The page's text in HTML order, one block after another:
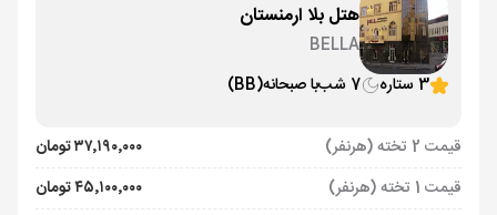
هتل بلا ارمنستان
BELLA
3 ستاره
7 شب با صبحانه(BB)
قیمت 2 تخته (هرنفر)
۳۷٬۱۹۰٬۰۰۰ تومان
قیمت 1 تخته (هرنفر)
۴۵٬۱۰۰٬۰۰۰ تومان